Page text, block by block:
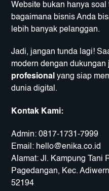
Website bukan hanya
bagaimana bisnis Anda
lebih banyak pelanggan.
Jadi, jangan tunda lagi!
modern dengan dukungan
profesional yang siap
dunia digital.
Kontak Kami:
Admin:0817-1731-7999
Email: hello@enika.co.id
Alamat: Jl. Kampung Tani
Pagedangan, Kec.
52194